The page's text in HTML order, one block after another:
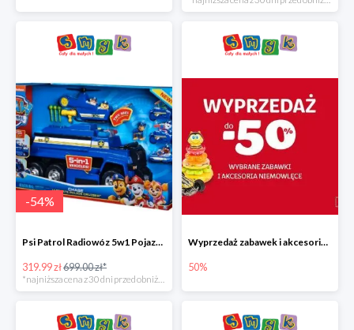
-54%
Psi Patrol Radiowóz 5w1 Pojazd ratunkowy z figurką Chase'a
319.99 zł699.00 zł*
Wyprzedaż zabawek i akcesoriów niemowlęcych w Smyku do -50%
50%